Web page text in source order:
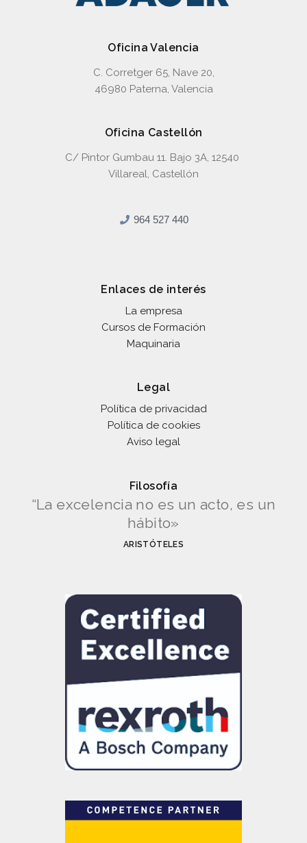
Oficina Valencia
C. Corretger 65, Nave 20,
46980 Paterna, Valencia
Oficina Castellón
C/ Pintor Gumbau 11. Bajo 3A, 12540
Villareal, Castellón
964 527 440
Enlaces de interés
La empresa
Cursos de Formación
Maquinaria
Legal
Política de privacidad
Política de cookies
Aviso legal
Filosofía
“La excelencia no es un acto, es un
hábito»
ARISTÓTELES